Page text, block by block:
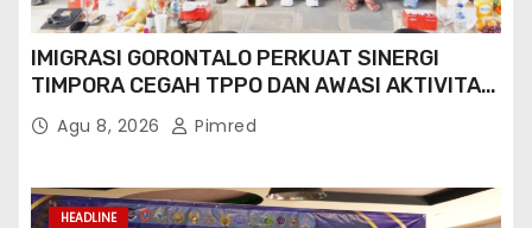
IMIGRASI GORONTALO PERKUAT SINERGI
TIMPORA CEGAH TPPO DAN AWASI AKTIVITAS
ORANG ASING DI GORONTALO UTARA
Agu 8, 2026 Pimred
HEADLINE